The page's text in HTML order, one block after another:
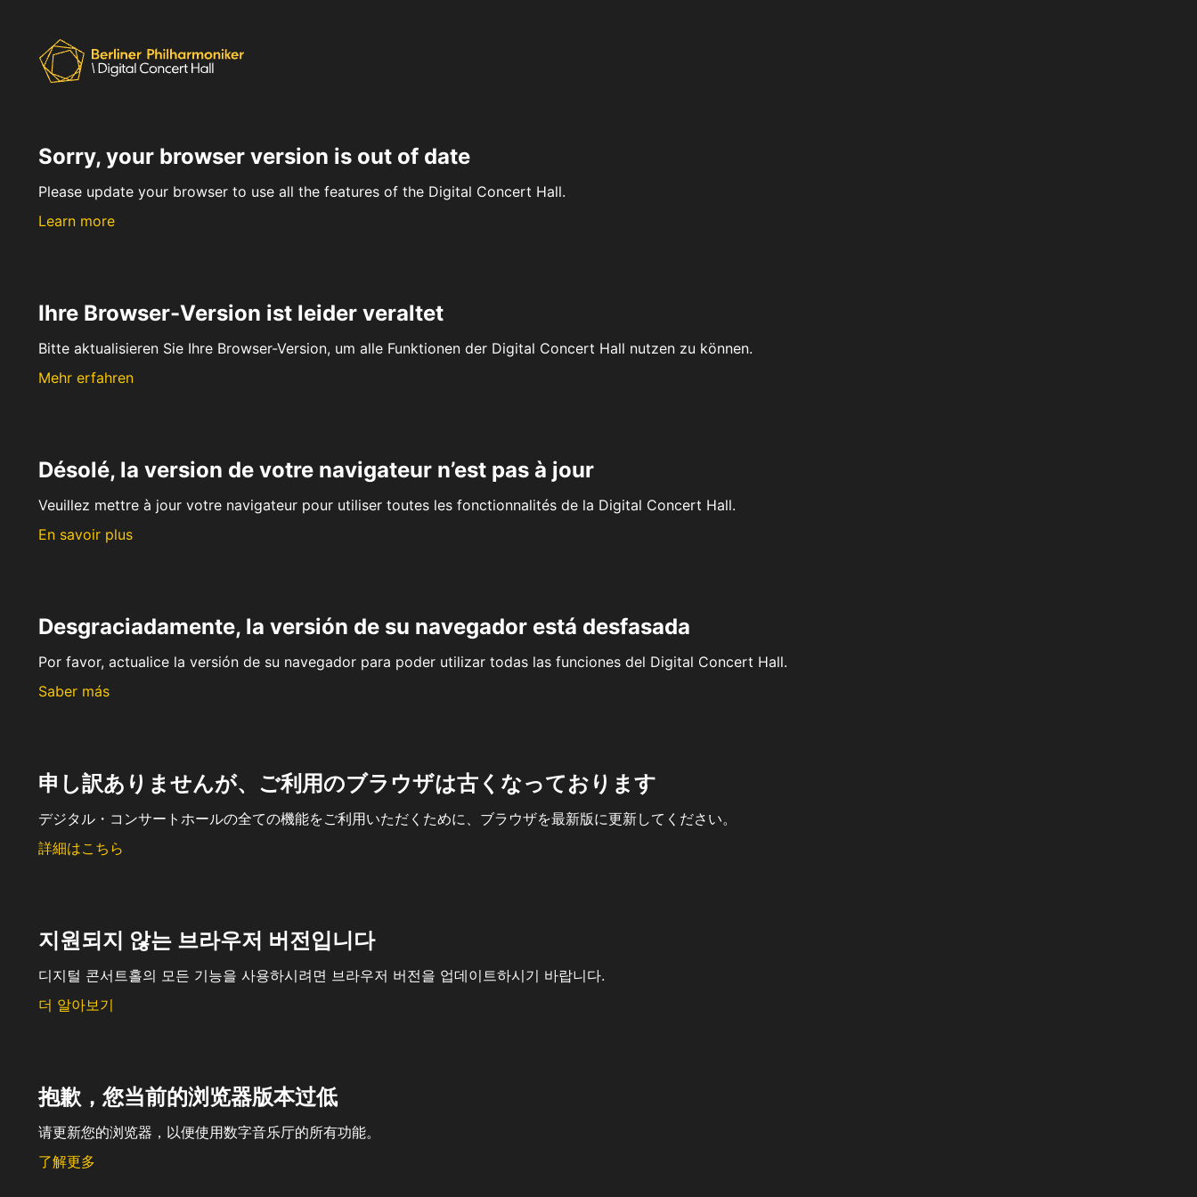
Sorry, your browser version is out of date
Please update your browser to use all the features of the Digital Concert Hall.
Learn more
Ihre Browser-Version ist leider veraltet
Bitte aktualisieren Sie Ihre Browser-Version, um alle Funktionen der Digital Concert Hall nutzen zu können.
Mehr erfahren
Désolé, la version de votre navigateur n’est pas à jour
Veuillez mettre à jour votre navigateur pour utiliser toutes les fonctionnalités de la Digital Concert Hall.
En savoir plus
Desgraciadamente, la versión de su navegador está desfasada
Por favor, actualice la versión de su navegador para poder utilizar todas las funciones del Digital Concert Hall.
Saber más
申し訳ありませんが、ご利用のブラウザは古くなっております
デジタル・コンサートホールの全ての機能をご利用いただくために、ブラウザを最新版に更新してください。
詳細はこちら
지원되지 않는 브라우저 버전입니다
디지털 콘서트홀의 모든 기능을 사용하시려면 브라우저 버전을 업데이트하시기 바랍니다.
더 알아보기
抱歉，您当前的浏览器版本过低
请更新您的浏览器，以便使用数字音乐厅的所有功能。
了解更多